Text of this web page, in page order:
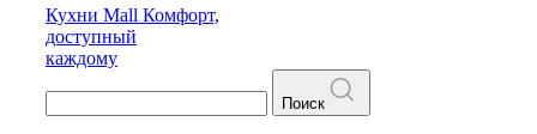
Кухни Mall Комфорт,
доступный
каждому
Поиск